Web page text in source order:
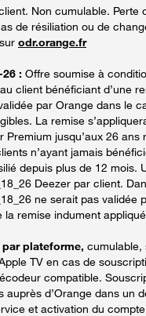
Non cumulable. Perte
de résiliation ou de
odr.orange.fr
: Offre soumise à
client bénéficiant d’une
par Orange dans le
La remise
Premium jusqu’aux 26 ans
n’ayant jamais
depuis plus de 12 mois.
Deezer par client.
ne serait pas validée
remise indument
plateforme, cumulable,
TV en cas de
compatible.
auprès d’Orange dans un
et activation du